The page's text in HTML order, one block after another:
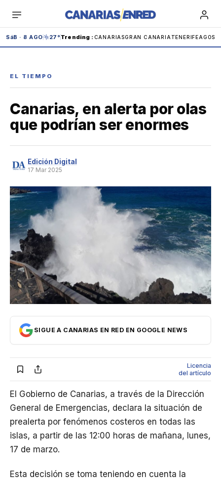
contenido
SáB · 8 AGO 27° Trending :CANARIASGRAN CANARIA TENERIFE
Carnaval Carolina Marín
Andrómeda
Tenerife
España
Internacional
Economía
Opinión
Cultura
EL TIEMPO
Canarias, en alerta por olas
que podrían ser enormes
Edición Digital
17 Mar 2025
SIGUE A CANARIAS EN RED EN GOOGLE NEWS
Licencia
del artículo
El Gobierno de Canarias, a través de la Dirección
General de Emergencias, declara la situación de
prealerta por fenómenos costeros en todas las
islas, a partir de las 12:00 horas de mañana, lunes,
17 de marzo.
Esta decisión se toma teniendo en cuenta la